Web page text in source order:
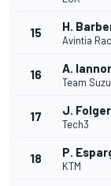
15 H.
Avintia
16 A.
Team
17 J. Folger
Tech3
18 P.
KTM